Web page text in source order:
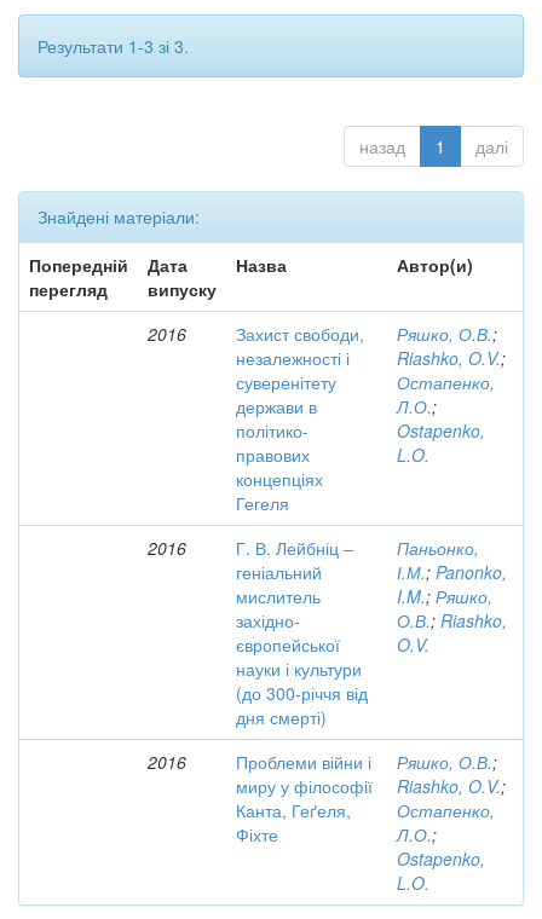
Результати 1-3 зі 3.
назад 1 далі
Знайдені матеріали:
Попередній
перегляд
Дата
випуску
Назва Автор(и)
2016
Захист свободи,
незалежності і
суверенітету
держави в
політико-
правових
концепціях
Гегеля
Ряшко, О.В.;
Riashko, O.V.;
Остапенко,
Л.О.;
Ostapenko,
L.O.
2016
Г. В. Лейбніц –
геніальний
мислитель
західно-
європейської
науки і культури
(до 300-річчя від
дня смерті)
Паньонко,
І.М.; Panonko,
I.M.; Ряшко,
О.В.; Riashko,
O.V.
2016
Проблеми війни і
миру у філософії
Канта, Геґеля,
Фіхте
Ряшко, О.В.;
Riashko, O.V.;
Остапенко,
Л.О.;
Ostapenko,
L.O.